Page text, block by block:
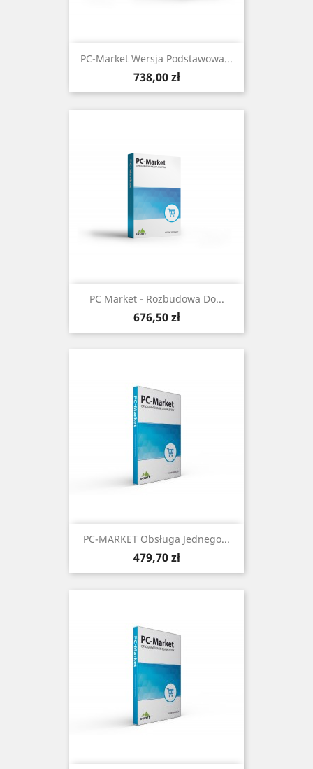
PC-Market Wersja Podstawowa...
Cena
738,00 zł
PC Market - Rozbudowa Do...
Cena
676,50 zł
PC-MARKET Obsługa Jednego...
Cena
479,70 zł